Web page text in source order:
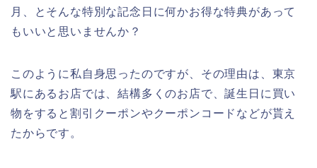
月、とそんな特別な記念日に何かお得な特典があって
もいいと思いませんか？
このように私自身思ったのですが、その理由は、東京
駅にあるお店では、結構多くのお店で、誕生日に買い
物をすると割引クーポンやクーポンコードなどが貰え
たからです。